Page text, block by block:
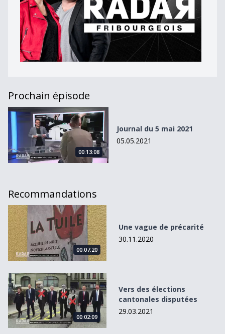
Prochain épisode
Journal du 5 mai 2021
00:13:08
Journal du 5 mai 2021
05.05.2021
Recommandations
Une vague de précarité
00:07:20
Une vague de précarité
30.11.2020
Vers des élections cantonales disputées
00:02:09
Vers des élections
cantonales disputées
29.03.2021